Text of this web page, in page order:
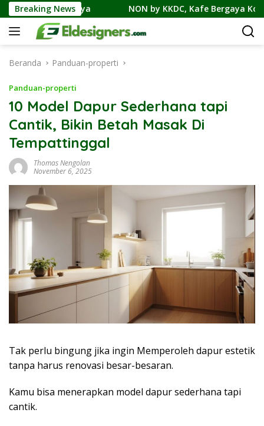
Langsung
ke
konten
Breaking News
NON by KKDC, Kafe Bergaya Korea-Jepang Bersama
Beranda Panduan-properti
Panduan-properti
10 Model Dapur Sederhana tapi
Cantik, Bikin Betah Masak Di
Tempattinggal
Thomas Nengolan
November 6, 2025
Tak perlu bingung jika ingin Memperoleh dapur estetik
tanpa harus renovasi besar-besaran.
Kamu bisa menerapkan model dapur sederhana tapi
cantik.